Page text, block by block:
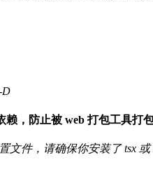
D
赖，防止被 web 打包工具打
文件，请确保你安装了 tsx 或